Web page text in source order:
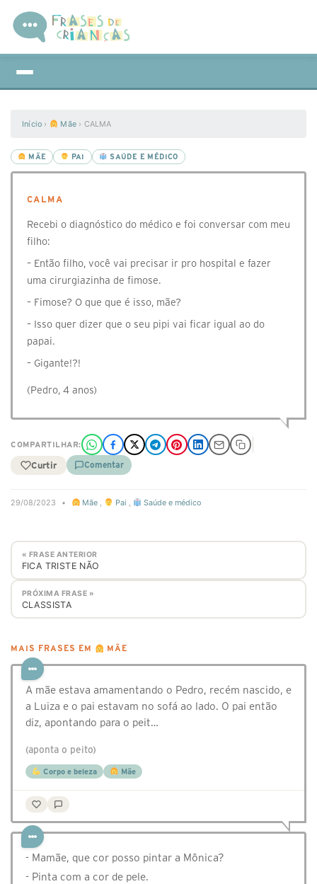
Início › Mãe › CALMA
MÃE PAI SAÚDE E MÉDICO
CALMA
Recebi o diagnóstico do médico e foi conversar com meu
filho:
– Então filho, você vai precisar ir pro hospital e fazer
uma cirurgiazinha de fimose.
– Fimose? O que que é isso, mãe?
– Isso quer dizer que o seu pipi vai ficar igual ao do
papai.
– Gigante!?!
(Pedro, 4 anos)
COMPARTILHAR:
Curtir Comentar
29/08/2023 • Mãe , Pai , Saúde e médico
« FRASE ANTERIOR
FICA TRISTE NÃO
PRÓXIMA FRASE »
CLASSISTA
MAIS FRASES EM MÃE
A mãe estava amamentando o Pedro, recém nascido, e
a Luiza e o pai estavam no sofá ao lado. O pai então
diz, apontando para o peit…
(aponta o peito)
Corpo e beleza Mãe
- Mamãe, que cor posso pintar a Mônica?
- Pinta com a cor de pele.